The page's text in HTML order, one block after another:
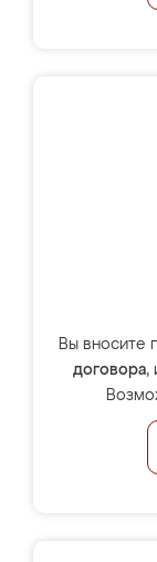
Вы вносите
договора,